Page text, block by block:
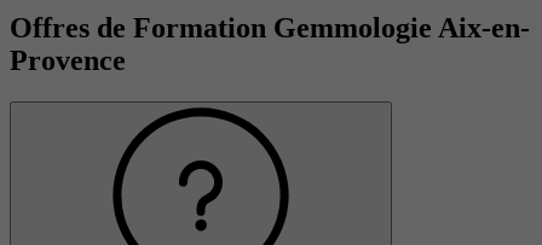
Offres de Formation Gemmologie Aix-en-
Provence